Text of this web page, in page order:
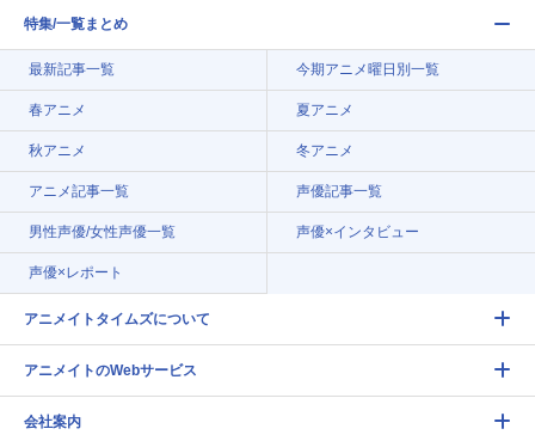
特集/一覧まとめ
最新記事一覧 今期アニメ曜日別一覧
春アニメ 夏アニメ
秋アニメ 冬アニメ
アニメ記事一覧 声優記事一覧
男性声優/女性声優一覧 声優×インタビュー
声優×レポート
アニメイトタイムズについて
アニメイトのWebサービス
会社案内